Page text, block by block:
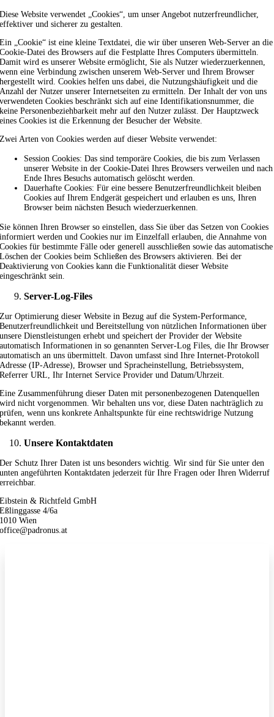
Diese Website verwendet „Cookies“, um unser Angebot nutzerfreundlicher,
effektiver und sicherer zu gestalten.
Ein „Cookie“ ist eine kleine Textdatei, die wir über unseren Web-Server an die
Cookie-Datei des Browsers auf die Festplatte Ihres Computers übermitteln.
Damit wird es unserer Website ermöglicht, Sie als Nutzer wiederzuerkennen,
wenn eine Verbindung zwischen unserem Web-Server und Ihrem Browser
hergestellt wird. Cookies helfen uns dabei, die Nutzungshäufigkeit und die
Anzahl der Nutzer unserer Internetseiten zu ermitteln. Der Inhalt der von uns
verwendeten Cookies beschränkt sich auf eine Identifikationsnummer, die
keine Personenbeziehbarkeit mehr auf den Nutzer zulässt. Der Hauptzweck
eines Cookies ist die Erkennung der Besucher der Website.
Zwei Arten von Cookies werden auf dieser Website verwendet:
Session Cookies: Das sind temporäre Cookies, die bis zum Verlassen
unserer Website in der Cookie-Datei Ihres Browsers verweilen und nach
Ende Ihres Besuchs automatisch gelöscht werden.
Dauerhafte Cookies: Für eine bessere Benutzerfreundlichkeit bleiben
Cookies auf Ihrem Endgerät gespeichert und erlauben es uns, Ihren
Browser beim nächsten Besuch wiederzuerkennen.
Sie können Ihren Browser so einstellen, dass Sie über das Setzen von Cookies
informiert werden und Cookies nur im Einzelfall erlauben, die Annahme von
Cookies für bestimmte Fälle oder generell ausschließen sowie das automatische
Löschen der Cookies beim Schließen des Browsers aktivieren. Bei der
Deaktivierung von Cookies kann die Funktionalität dieser Website
eingeschränkt sein.
Server-Log-Files
Zur Optimierung dieser Website in Bezug auf die System-Performance,
Benutzerfreundlichkeit und Bereitstellung von nützlichen Informationen über
unsere Dienstleistungen erhebt und speichert der Provider der Website
automatisch Informationen in so genannten Server-Log Files, die Ihr Browser
automatisch an uns übermittelt. Davon umfasst sind Ihre Internet-Protokoll
Adresse (IP-Adresse), Browser und Spracheinstellung, Betriebssystem,
Referrer URL, Ihr Internet Service Provider und Datum/Uhrzeit.
Eine Zusammenführung dieser Daten mit personenbezogenen Datenquellen
wird nicht vorgenommen. Wir behalten uns vor, diese Daten nachträglich zu
prüfen, wenn uns konkrete Anhaltspunkte für eine rechtswidrige Nutzung
bekannt werden.
Unsere Kontaktdaten
Der Schutz Ihrer Daten ist uns besonders wichtig. Wir sind für Sie unter den
unten angeführten Kontaktdaten jederzeit für Ihre Fragen oder Ihren Widerruf
erreichbar.
Eibstein & Richtfeld GmbH
Eßlinggasse 4/6a
1010 Wien
office@padronus.at